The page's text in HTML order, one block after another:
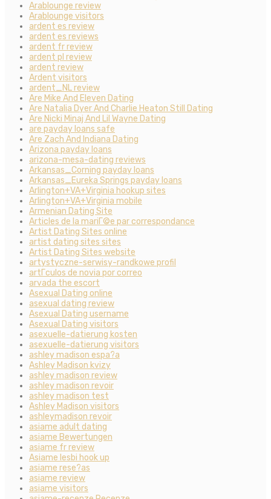
Arablounge review
Arablounge visitors
ardent es review
ardent es reviews
ardent fr review
ardent pl review
ardent review
Ardent visitors
ardent_NL review
Are Mike And Eleven Dating
Are Natalia Dyer And Charlie Heaton Still Dating
Are Nicki Minaj And Lil Wayne Dating
are payday loans safe
Are Zach And Indiana Dating
Arizona payday loans
arizona-mesa-dating reviews
Arkansas_Corning payday loans
Arkansas_Eureka Springs payday loans
Arlington+VA+Virginia hookup sites
Arlington+VA+Virginia mobile
Armenian Dating Site
Articles de la mariГ©e par correspondance
Artist Dating Sites online
artist dating sites sites
Artist Dating Sites website
artystyczne-serwisy-randkowe profil
artГ­culos de novia por correo
arvada the escort
Asexual Dating online
asexual dating review
Asexual Dating username
Asexual Dating visitors
asexuelle-datierung kosten
asexuelle-datierung visitors
ashley madison espa?a
Ashley Madison kvizy
ashley madison review
ashley madison revoir
ashley madison test
Ashley Madison visitors
ashleymadison revoir
asiame adult dating
asiame Bewertungen
asiame fr review
Asiame lesbi hook up
asiame rese?as
asiame review
asiame visitors